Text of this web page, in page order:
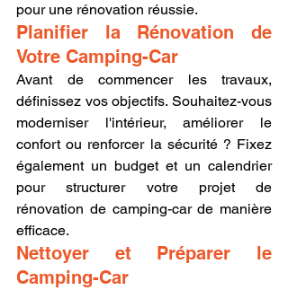
pour une rénovation réussie.
Planifier la Rénovation de
Votre Camping-Car
Avant de commencer les travaux,
définissez vos objectifs. Souhaitez-vous
moderniser l'intérieur, améliorer le
confort ou renforcer la sécurité ? Fixez
également un budget et un calendrier
pour structurer votre projet de
rénovation de camping-car de manière
efficace.
Nettoyer et Préparer le
Camping-Car